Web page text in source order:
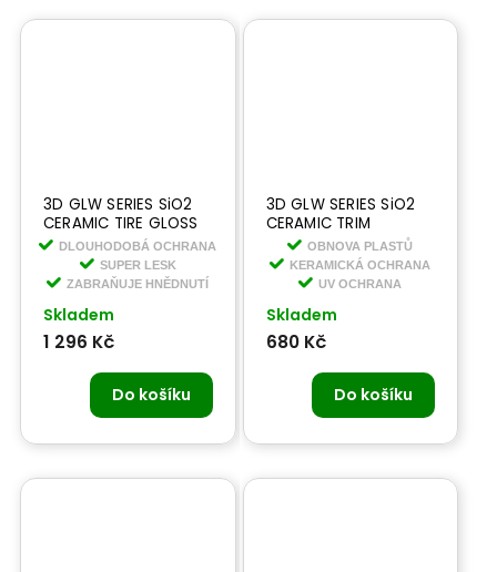
3D GLW SERIES SiO2
CERAMIC TIRE GLOSS
1,9 l - keramický lesk
na kola
DLOUHODOBÁ OCHRANA
SUPER LESK
ZABRAŇUJE HNĚDNUTÍ
Skladem
1 296 Kč
Do košíku
3D GLW SERIES SiO2
CERAMIC TRIM
RESTORE 473ml -
keramický oživovač
plastů
OBNOVA PLASTŮ
KERAMICKÁ OCHRANA
UV OCHRANA
Skladem
680 Kč
Do košíku